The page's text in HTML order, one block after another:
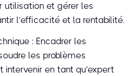
utilisation et gérer les
l’efficacité et la rentabilité.
: Encadrer les
les problèmes
en tant qu’expert